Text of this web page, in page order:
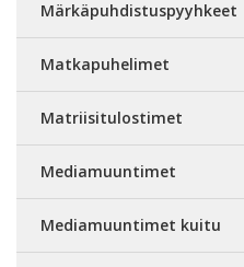
Märkäpuhdistuspyyhkeet
Matkapuhelimet
Matriisitulostimet
Mediamuuntimet
Mediamuuntimet kuitu